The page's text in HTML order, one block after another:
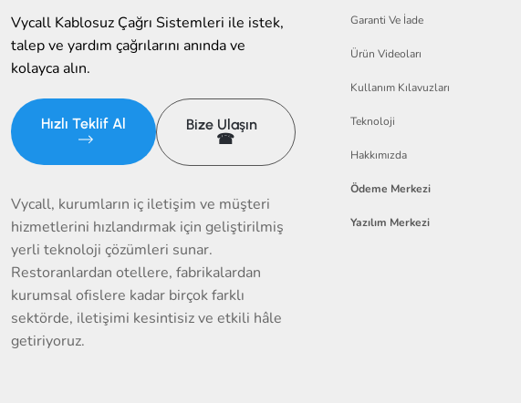
Vycall Kablosuz Çağrı Sistemleri ile istek,
talep ve yardım çağrılarını anında ve
kolayca alın.
Hızlı Teklif Al
Bize Ulaşın
☎
Vycall, kurumların iç iletişim ve müşteri
hizmetlerini hızlandırmak için geliştirilmiş
yerli teknoloji çözümleri sunar.
Restoranlardan otellere, fabrikalardan
kurumsal ofislere kadar birçok farklı
sektörde, iletişimi kesintisiz ve etkili hâle
getiriyoruz.
Garanti Ve İade
Ürün Videoları
Kullanım Kılavuzları
Teknoloji
Hakkımızda
Ödeme Merkezi
Yazılım Merkezi